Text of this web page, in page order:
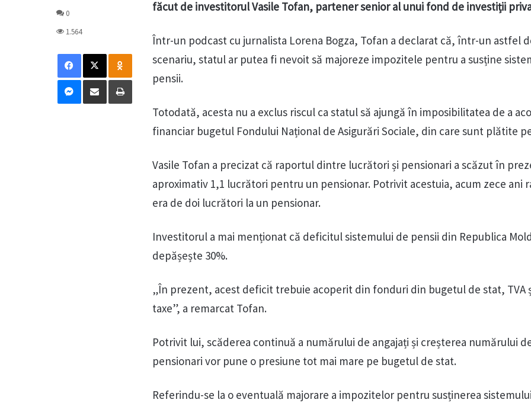
făcut de investitorul Vasile Tofan, partener senior al unui fond de investiții
Într-un podcast cu jurnalista Lorena Bogza, Tofan a declarat că, într-un astfel
scenariu, statul ar putea fi nevoit să majoreze impozitele pentru a susține
pensii.
Totodată, acesta nu a exclus riscul ca statul să ajungă în imposibilitatea de a
financiar bugetul Fondului Național de Asigurări Sociale, din care sunt plătite
Vasile Tofan a precizat că raportul dintre lucrători și pensionari a scăzut în
aproximativ 1,1 lucrători pentru un pensionar. Potrivit acestuia, acum zece ani
era de doi lucrători la un pensionar.
Investitorul a mai menționat că deficitul sistemului de pensii din Republica
depășește 30%.
„În prezent, acest deficit trebuie acoperit din fonduri din bugetul de stat, TVA
taxe”, a remarcat Tofan.
Potrivit lui, scăderea continuă a numărului de angajați și creșterea numărului
pensionari vor pune o presiune tot mai mare pe bugetul de stat.
Referindu-se la o eventuală majorare a impozitelor pentru susținerea
0
1.564
Facebook
X Odnoklassniki
Messenger
Distribuie prin mail Tipărește